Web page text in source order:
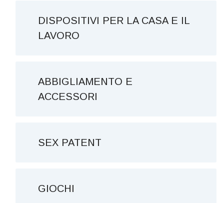
DISPOSITIVI PER LA CASA E IL
LAVORO
ABBIGLIAMENTO E
ACCESSORI
SEX PATENT
GIOCHI